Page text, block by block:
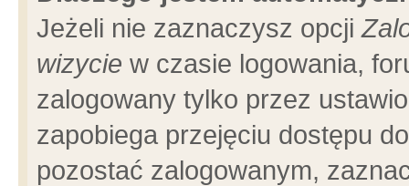
Jeżeli nie zaznaczysz opcji
wizycie w czasie logowania,
zalogowany tylko przez
zapobiega przejęciu dostępu
pozostać zalogowanym,